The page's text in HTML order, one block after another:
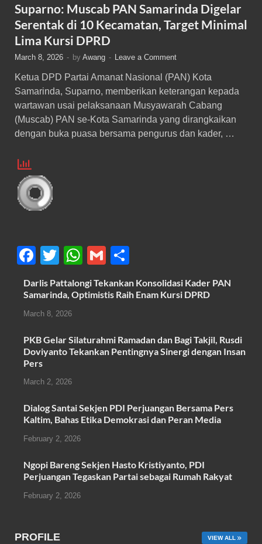
Suparno: Muscab PAN Samarinda Digelar
Serentak di 10 Kecamatan, Target Minimal
Lima Kursi DPRD
March 8, 2026 - by Awang - Leave a Comment
Ketua DPD Partai Amanat Nasional (PAN) Kota
Samarinda, Suparno, memberikan keterangan kepada
wartawan usai pelaksanaan Musyawarah Cabang
(Muscab) PAN se-Kota Samarinda yang dirangkaikan
dengan buka puasa bersama pengurus dan kader, …
F
c
e
o
o
k
T
tt
er
W
at
p
G
ail ar
Darlis Pattalongi Tekankan Konsolidasi Kader PAN
Samarinda, Optimistis Raih Enam Kursi DPRD
March 8, 2026
PKB Gelar Silaturahmi Ramadan dan Bagi Takjil, Rusdi
Doviyanto Tekankan Pentingnya Sinergi dengan Insan
Pers
March 2, 2026
Dialog Santai Sekjen PDI Perjuangan Bersama Pers
Kaltim, Bahas Etika Demokrasi dan Peran Media
February 2, 2026
Ngopi Bareng Sekjen Hasto Kristiyanto, PDI
Perjuangan Tegaskan Partai sebagai Rumah Rakyat
February 2, 2026
PROFILE VIEW ALL